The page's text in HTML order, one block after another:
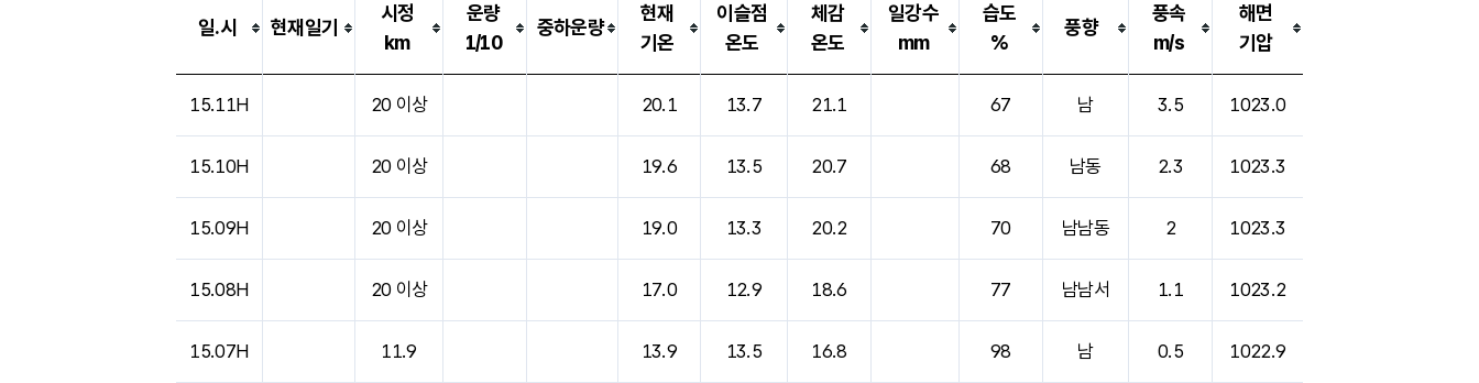
일.시 현재일기
시정
km
운량
1/10
중하운량
현재
기온
이슬점
온도
체감
온도
일강수
mm
습도
%
풍향
풍속
m/s
해면
기압
15.11H 20 이상 20.1 13.7 21.1 67 남 3.5 1023.0
15.10H 20 이상 19.6 13.5 20.7 68 남동 2.3 1023.3
15.09H 20 이상 19.0 13.3 20.2 70 남남동 2 1023.3
15.08H 20 이상 17.0 12.9 18.6 77 남남서 1.1 1023.2
15.07H 11.9 13.9 13.5 16.8 98 남 0.5 1022.9